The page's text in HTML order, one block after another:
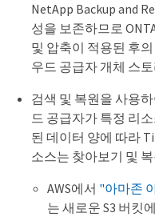
NetApp Backup and
성을 보존하므로
및 압축이 적용된 후
우드 공급자 개체 스
검색 및 복원을 사용
드 공급자가 특정 리
된 데이터 양에 따라
소스는 찾아보기 및
AWS에서 "아마존
는 새로운 S3 버킷